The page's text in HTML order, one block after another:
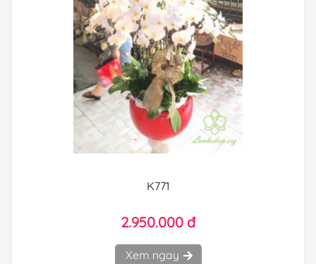
K771
2.950.000 đ
Xem ngay